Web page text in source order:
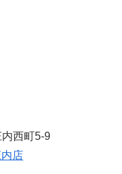
西町5-9
店